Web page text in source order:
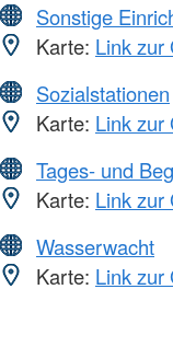
Sonstige
Karte: Link zur
Sozialstationen
Karte: Link zur
Tages- und
Karte: Link zur
Wasserwacht
Karte: Link zur